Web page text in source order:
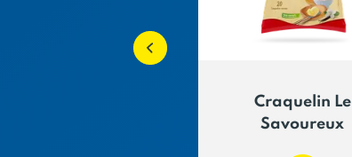
Craquelin Le
Savoureux